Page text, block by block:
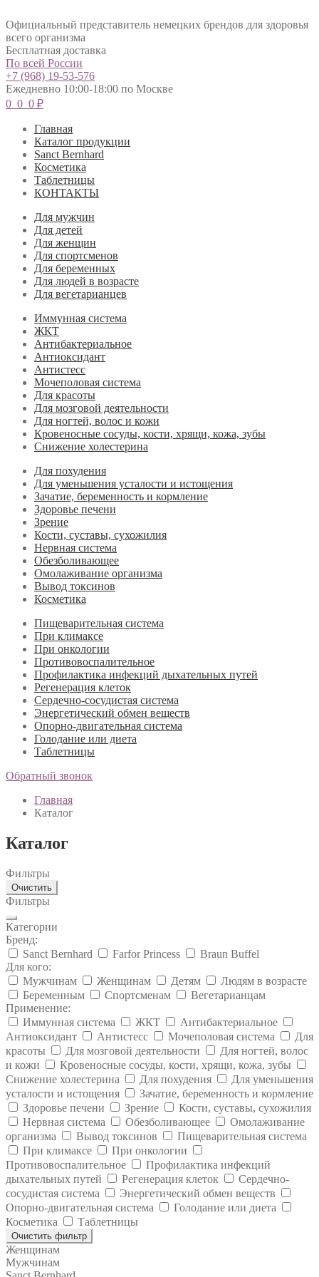
Официальный представитель немецких брендов для здоровья
всего организма
Бесплатная доставка
По всей России
+7 (968) 19-53-576
Ежедневно 10:00-18:00 по Москве
0 0 0 ₽
Главная
Каталог продукции
Sanct Bernhard
Косметика
Таблетницы
КОНТАКТЫ
Для мужчин
Для детей
Для женщин
Для спортсменов
Для беременных
Для людей в возрасте
Для вегетарианцев
Иммунная система
ЖКТ
Антибактериальное
Антиоксидант
Антистесс
Мочеполовая система
Для красоты
Для мозговой деятельности
Для ногтей, волос и кожи
Кровеносные сосуды, кости, хрящи, кожа, зубы
Снижение холестерина
Для похудения
Для уменьшения усталости и истощения
Зачатие, беременность и кормление
Здоровье печени
Зрение
Кости, суставы, сухожилия
Нервная система
Обезболивающее
Омолаживание организма
Вывод токсинов
Косметика
Пищеварительная система
При климаксе
При онкологии
Противовоспалительное
Профилактика инфекций дыхательных путей
Регенерация клеток
Сердечно-сосудистая система
Энергетический обмен веществ
Опорно-двигательная система
Голодание или диета
Таблетницы
Обратный звонок
Главная
Каталог
Каталог
Фильтры
Очистить
Фильтры
Категории
Бренд:
Sanct Bernhard
Farfor Princess
Braun Buffel
Для кого:
Мужчинам
Женщинам Детям
Людям в возрасте
Беременным
Спортсменам
Вегетарианцам
Применение:
Иммунная система
ЖКТ
Антибактериальное
Антиоксидант
Антистесс Мочеполовая система
Для
красоты
Для мозговой деятельности
Для ногтей, волос
и кожи
Кровеносные сосуды, кости, хрящи, кожа, зубы
Снижение холестерина
Для похудения
Для уменьшения
усталости и истощения
Зачатие, беременность и кормление
Здоровье печени
Зрение
Кости, суставы, сухожилия
Нервная система
Обезболивающее
Омолаживание
организма
Вывод токсинов
Пищеварительная система
При климаксе
При онкологии
Противовоспалительное
Профилактика инфекций
дыхательных путей
Регенерация клеток
Сердечно-
сосудистая система
Энергетический обмен веществ
Опорно-двигательная система
Голодание или диета
Косметика
Таблетницы
Очистить фильтр
Женщинам
Мужчинам